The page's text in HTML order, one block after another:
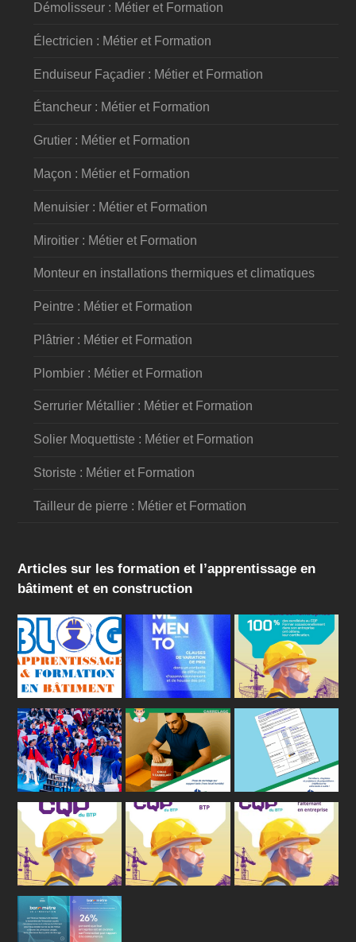
Démolisseur : Métier et Formation
Électricien : Métier et Formation
Enduiseur Façadier : Métier et Formation
Étancheur : Métier et Formation
Grutier : Métier et Formation
Maçon : Métier et Formation
Menuisier : Métier et Formation
Miroitier : Métier et Formation
Monteur en installations thermiques et climatiques
Peintre : Métier et Formation
Plâtrier : Métier et Formation
Plombier : Métier et Formation
Serrurier Métallier : Métier et Formation
Solier Moquettiste : Métier et Formation
Storiste : Métier et Formation
Tailleur de pierre : Métier et Formation
Articles sur les formation et l’apprentissage en
bâtiment et en construction